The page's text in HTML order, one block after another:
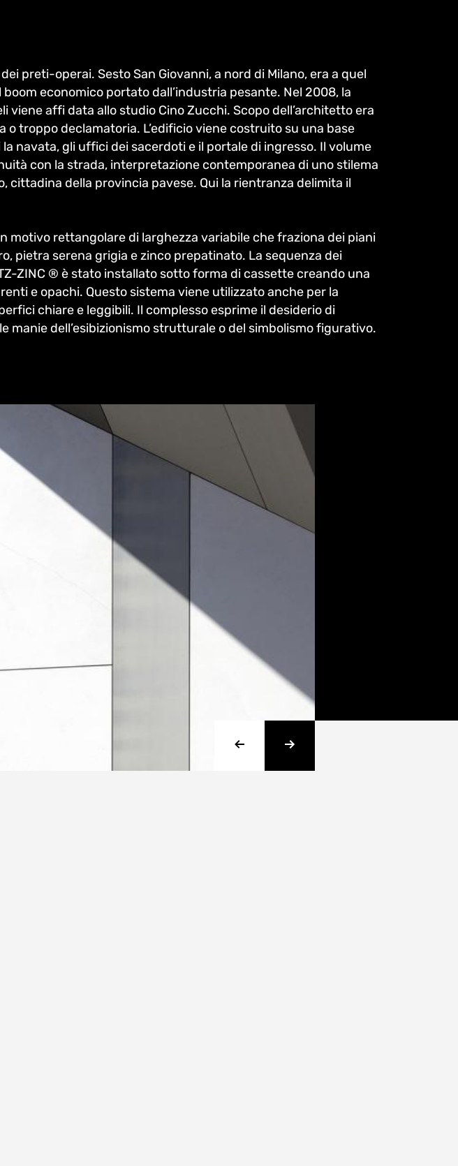
preti-operai. Sesto San Giovanni, a nord di Milano, era a quel
economico portato dall’industria pesante. Nel 2008, la
affi data allo studio Cino Zucchi. Scopo dell’architetto era
troppo declamatoria. L’edificio viene costruito su una base
navata, gli uffici dei sacerdoti e il portale di ingresso. Il volume
con la strada, interpretazione contemporanea di uno stilema
cittadina della provincia pavese. Qui la rientranza delimita il
rettangolare di larghezza variabile che fraziona dei piani
pietra serena grigia e zinco prepatinato. La sequenza dei
ZINC ® è stato installato sotto forma di cassette creando una
e opachi. Questo sistema viene utilizzato anche per la
chiare e leggibili. Il complesso esprime il desiderio di
dell’esibizionismo strutturale o del simbolismo figurativo.